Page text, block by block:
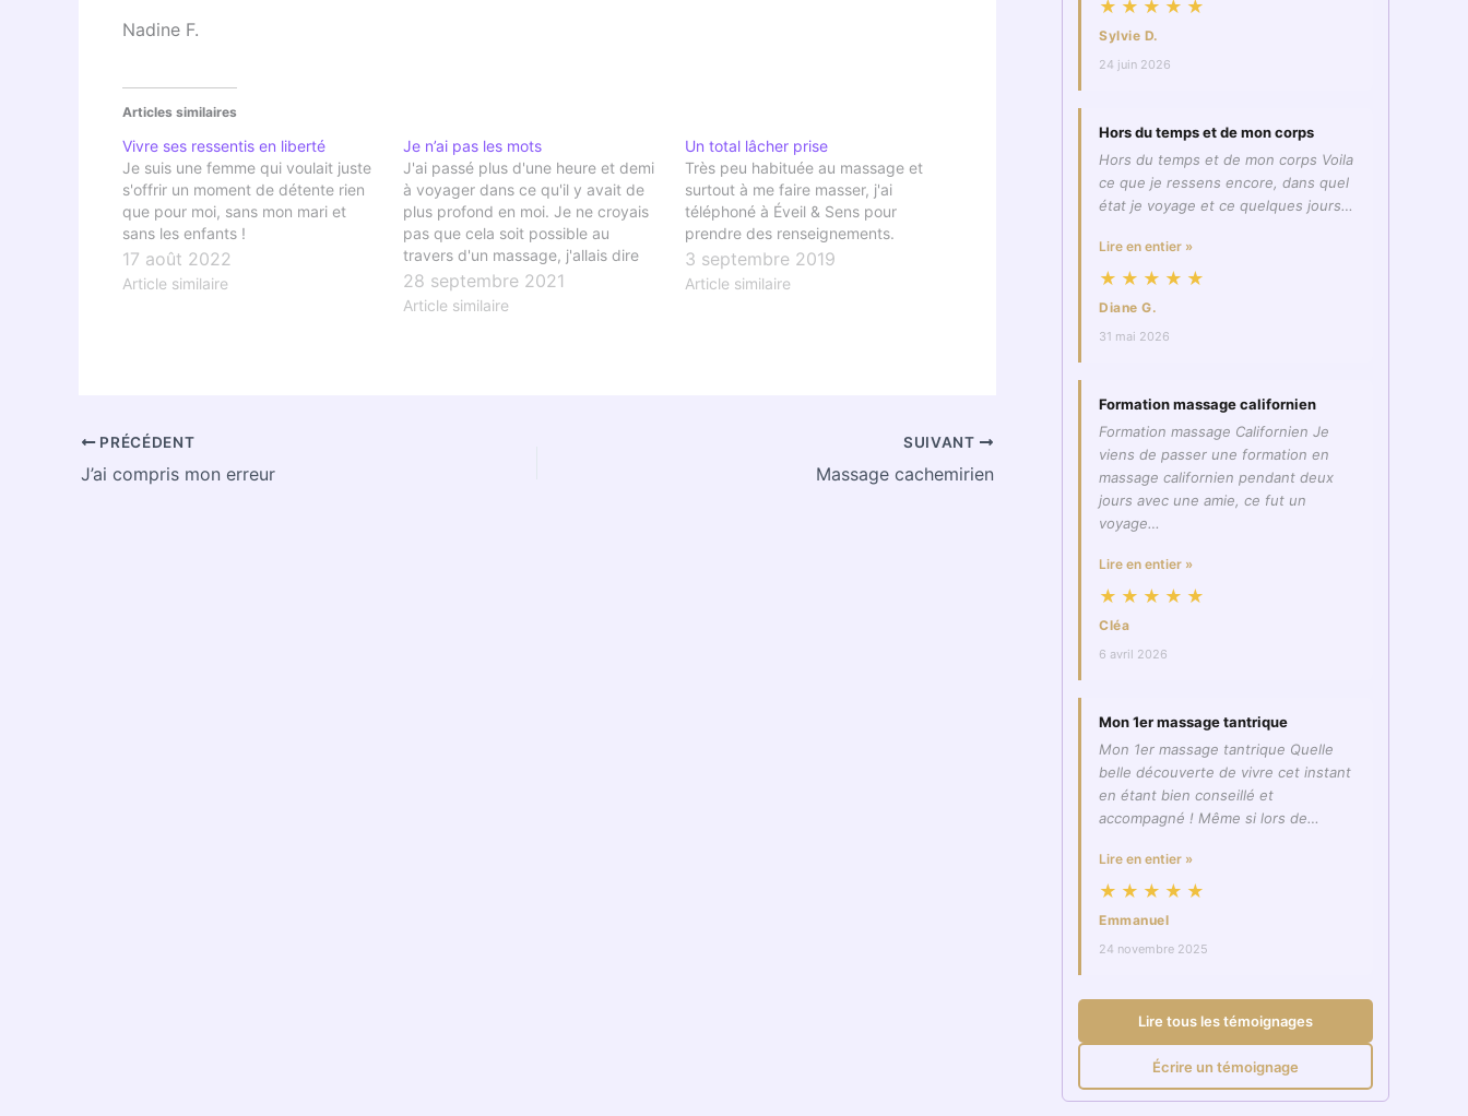
Nadine F.
Articles similaires
Vivre ses ressentis en liberté
Je suis une femme qui voulait juste
s'offrir un moment de détente rien
que pour moi, sans mon mari et
sans les enfants !
17 août 2022
Article similaire
Je n’ai pas les mots
J'ai passé plus d'une heure et demi
à voyager dans ce qu'il y avait de
plus profond en moi. Je ne croyais
pas que cela soit possible au
travers d'un massage, j'allais dire
"un simple massage" !
28 septembre 2021
Article similaire
Un total lâcher prise
Très peu habituée au massage et
surtout à me faire masser, j'ai
téléphoné à Éveil & Sens pour
prendre des renseignements.
3 septembre 2019
Article similaire
PRÉCÉDENT
J’ai compris mon erreur
SUIVANT
Massage cachemirien
★★★★★
Sylvie D.
24 juin 2026
Hors du temps et de mon corps
Hors du temps et de mon corps Voila
ce que je ressens encore, dans quel
état je voyage et ce quelques jours…
Lire en entier »
★★★★★
Diane G.
31 mai 2026
Formation massage californien
Formation massage Californien Je
viens de passer une formation en
massage californien pendant deux
jours avec une amie, ce fut un
voyage…
Lire en entier »
★★★★★
Cléa
6 avril 2026
Mon 1er massage tantrique
Mon 1er massage tantrique Quelle
belle découverte de vivre cet instant
en étant bien conseillé et
accompagné ! Même si lors de…
Lire en entier »
★★★★★
Emmanuel
24 novembre 2025
Lire tous les témoignages
Écrire un témoignage